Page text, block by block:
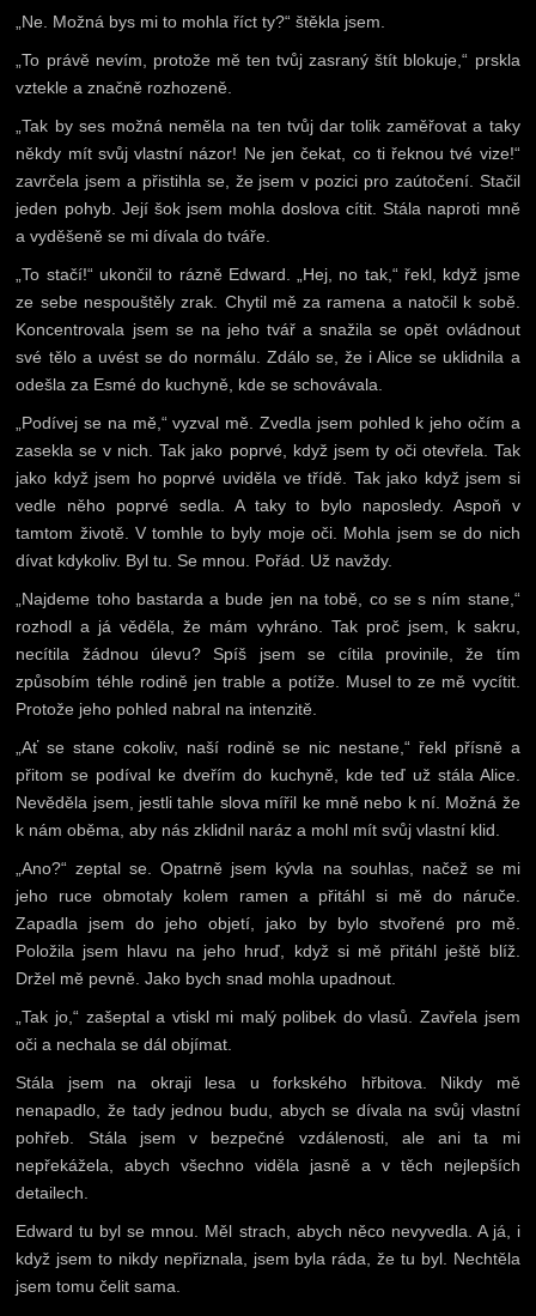
„Ne. Možná bys mi to mohla říct ty?“ štěkla jsem.
„To právě nevím, protože mě ten tvůj zasraný štít blokuje,“ prskla
vztekle a značně rozhozeně.
„Tak by ses možná neměla na ten tvůj dar tolik zaměřovat a taky
někdy mít svůj vlastní názor! Ne jen čekat, co ti řeknou tvé vize!“
zavrčela jsem a přistihla se, že jsem v pozici pro zaútočení. Stačil
jeden pohyb. Její šok jsem mohla doslova cítit. Stála naproti mně
a vyděšeně se mi dívala do tváře.
„To stačí!“ ukončil to rázně Edward. „Hej, no tak,“ řekl, když jsme
ze sebe nespouštěly zrak. Chytil mě za ramena a natočil k sobě.
Koncentrovala jsem se na jeho tvář a snažila se opět ovládnout
své tělo a uvést se do normálu. Zdálo se, že i Alice se uklidnila a
odešla za Esmé do kuchyně, kde se schovávala.
„Podívej se na mě,“ vyzval mě. Zvedla jsem pohled k jeho očím a
zasekla se v nich. Tak jako poprvé, když jsem ty oči otevřela. Tak
jako když jsem ho poprvé uviděla ve třídě. Tak jako když jsem si
vedle něho poprvé sedla. A taky to bylo naposledy. Aspoň v
tamtom životě. V tomhle to byly moje oči. Mohla jsem se do nich
dívat kdykoliv. Byl tu. Se mnou. Pořád. Už navždy.
„Najdeme toho bastarda a bude jen na tobě, co se s ním stane,“
rozhodl a já věděla, že mám vyhráno. Tak proč jsem, k sakru,
necítila žádnou úlevu? Spíš jsem se cítila provinile, že tím
způsobím téhle rodině jen trable a potíže. Musel to ze mě vycítit.
Protože jeho pohled nabral na intenzitě.
„Ať se stane cokoliv, naší rodině se nic nestane,“ řekl přísně a
přitom se podíval ke dveřím do kuchyně, kde teď už stála Alice.
Nevěděla jsem, jestli tahle slova mířil ke mně nebo k ní. Možná že
k nám oběma, aby nás zklidnil naráz a mohl mít svůj vlastní klid.
„Ano?“ zeptal se. Opatrně jsem kývla na souhlas, načež se mi
jeho ruce obmotaly kolem ramen a přitáhl si mě do náruče.
Zapadla jsem do jeho objetí, jako by bylo stvořené pro mě.
Položila jsem hlavu na jeho hruď, když si mě přitáhl ještě blíž.
Držel mě pevně. Jako bych snad mohla upadnout.
„Tak jo,“ zašeptal a vtiskl mi malý polibek do vlasů. Zavřela jsem
oči a nechala se dál objímat.
Stála jsem na okraji lesa u forkského hřbitova. Nikdy mě
nenapadlo, že tady jednou budu, abych se dívala na svůj vlastní
pohřeb. Stála jsem v bezpečné vzdálenosti, ale ani ta mi
nepřekážela, abych všechno viděla jasně a v těch nejlepších
detailech.
Edward tu byl se mnou. Měl strach, abych něco nevyvedla. A já, i
když jsem to nikdy nepřiznala, jsem byla ráda, že tu byl. Nechtěla
jsem tomu čelit sama.